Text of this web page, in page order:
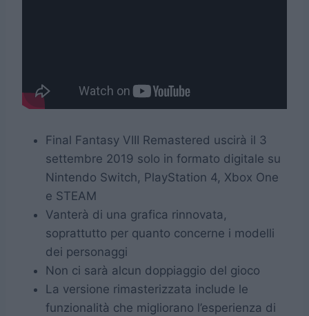
Final Fantasy VIII Remastered uscirà il 3
settembre 2019 solo in formato digitale su
Nintendo Switch, PlayStation 4, Xbox One
e STEAM
Vanterà di una grafica rinnovata,
soprattutto per quanto concerne i modelli
dei personaggi
Non ci sarà alcun doppiaggio del gioco
La versione rimasterizzata include le
funzionalità che migliorano l’esperienza di